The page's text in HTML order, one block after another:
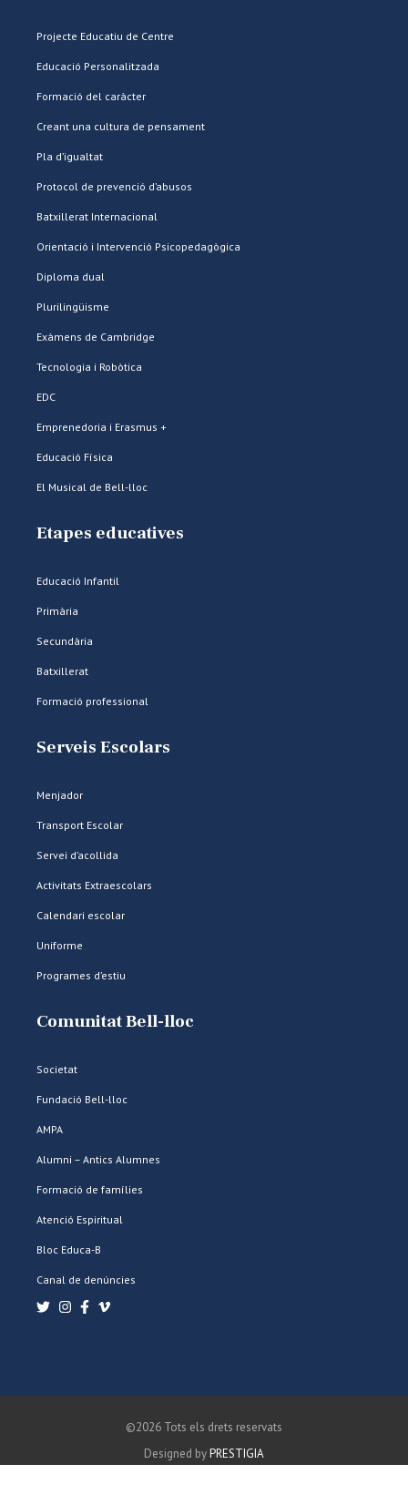
Projecte Educatiu de Centre
Educació Personalitzada
Formació del caràcter
Creant una cultura de pensament
Pla d’igualtat
Protocol de prevenció d’abusos
Batxillerat Internacional
Orientació i Intervenció Psicopedagògica
Diploma dual
Plurilingüisme
Exàmens de Cambridge
Tecnologia i Robòtica
EDC
Emprenedoria i Erasmus +
Educació Física
El Musical de Bell-lloc
Etapes educatives
Educació Infantil
Primària
Secundària
Batxillerat
Formació professional
Serveis Escolars
Menjador
Transport Escolar
Servei d’acollida
Activitats Extraescolars
Calendari escolar
Uniforme
Programes d’estiu
Comunitat Bell-lloc
Societat
Fundació Bell-lloc
AMPA
Alumni – Antics Alumnes
Formació de famílies
Atenció Espiritual
Bloc Educa-B
Canal de denúncies
©2026 Tots els drets reservats
Designed byPRESTIGIA